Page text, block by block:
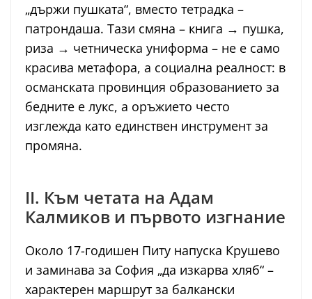
„държи пушката“, вместо тетрадка –
патрондаша. Тази смяна – книга → пушка,
риза → четническа униформа – не е само
красива метафора, а социална реалност: в
османската провинция образованието за
бедните е лукс, а оръжието често
изглежда като единствен инструмент за
промяна.
II. Към четата на Адам
Калмиков и първото изгнание
Около 17-годишен Питу напуска Крушево
и заминава за София „да изкарва хляб“ –
характерен маршрут за балкански